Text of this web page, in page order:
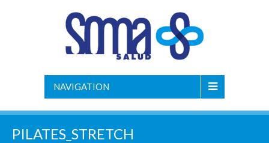
NAVIGATION
PILATES_STRETCH